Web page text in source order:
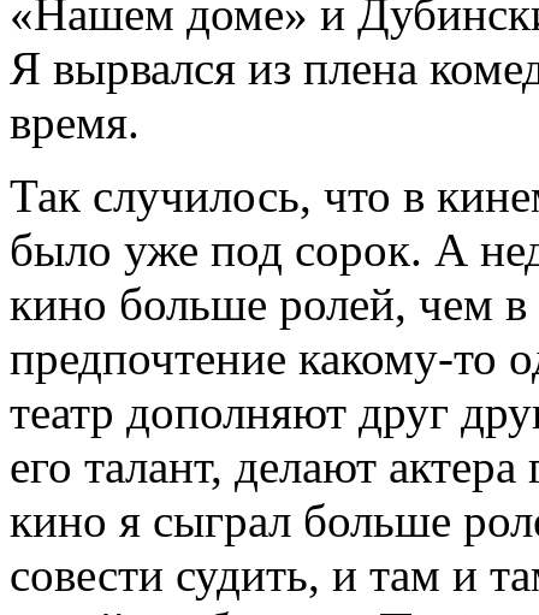
«Нашем доме» и
Я вырвался из плена
время.
Так случилось, что в
было уже под сорок. А
кино больше ролей, чем в
предпочтение какому-то
театр дополняют друг
его талант, делают
кино я сыграл больше
совести судить, и там и